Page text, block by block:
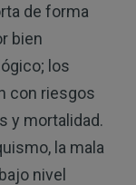
de forma
bien
los
con riesgos
y mortalidad.
la mala
nivel